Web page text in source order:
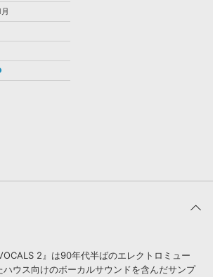
2』は90年代半ばのエレクトロミュー
ハウス向けのボーカルサウンドを含んだサンプ